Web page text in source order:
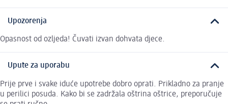
Upozorenja
Opasnost od ozljeda! Čuvati izvan dohvata djece.
Upute za uporabu
Prije prve i svake iduće upotrebe dobro oprati. Prikladno za pranje
u perilici posuda. Kako bi se zadržala oštrina oštrice, preporučuje